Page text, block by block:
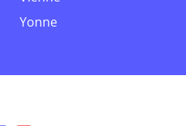
Yonne